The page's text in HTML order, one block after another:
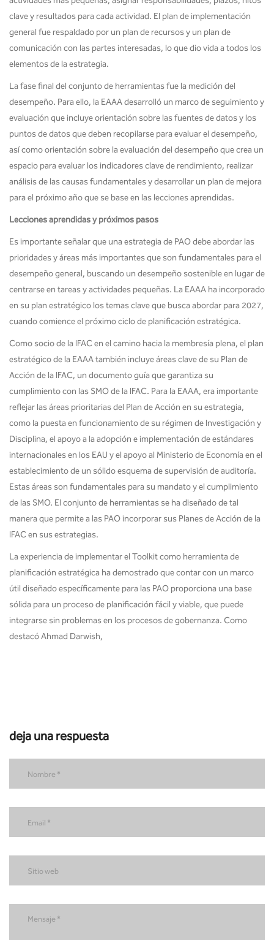
clave y resultados para cada actividad. El plan de implementación
general fue respaldado por un plan de recursos y un plan de
comunicación con las partes interesadas, lo que dio vida a todos los
elementos de la estrategia.
La fase final del conjunto de herramientas fue la medición del
desempeño. Para ello, la EAAA desarrolló un marco de seguimiento y
evaluación que incluye orientación sobre las fuentes de datos y los
puntos de datos que deben recopilarse para evaluar el desempeño,
así como orientación sobre la evaluación del desempeño que crea un
espacio para evaluar los indicadores clave de rendimiento, realizar
análisis de las causas fundamentales y desarrollar un plan de mejora
para el próximo año que se base en las lecciones aprendidas.
Lecciones aprendidas y próximos pasos
Es importante señalar que una estrategia de PAO debe abordar las
prioridades y áreas más importantes que son fundamentales para el
desempeño general, buscando un desempeño sostenible en lugar de
centrarse en tareas y actividades pequeñas. La EAAA ha incorporado
en su plan estratégico los temas clave que busca abordar para 2027,
cuando comience el próximo ciclo de planificación estratégica.
Como socio de la IFAC en el camino hacia la membresía plena, el plan
estratégico de la EAAA también incluye áreas clave de su Plan de
Acción de la IFAC, un documento guía que garantiza su
cumplimiento con las SMO de la IFAC. Para la EAAA, era importante
reflejar las áreas prioritarias del Plan de Acción en su estrategia,
como la puesta en funcionamiento de su régimen de Investigación y
Disciplina, el apoyo a la adopción e implementación de estándares
internacionales en los EAU y el apoyo al Ministerio de Economía en el
establecimiento de un sólido esquema de supervisión de auditoría.
Estas áreas son fundamentales para su mandato y el cumplimiento
de las SMO. El conjunto de herramientas se ha diseñado de tal
manera que permite a las PAO incorporar sus Planes de Acción de la
IFAC en sus estrategias.
La experiencia de implementar el Toolkit como herramienta de
planificación estratégica ha demostrado que contar con un marco
útil diseñado específicamente para las PAO proporciona una base
sólida para un proceso de planificación fácil y viable, que puede
integrarse sin problemas en los procesos de gobernanza. Como
destacó Ahmad Darwish,
deja una respuesta